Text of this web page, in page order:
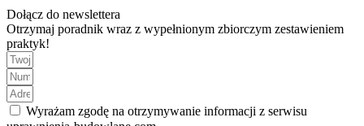
Dołącz do newslettera
Otrzymaj poradnik wraz z wypełnionym zbiorczym zestawieniem
praktyk!
Wyrażam zgodę na otrzymywanie informacji z serwisu